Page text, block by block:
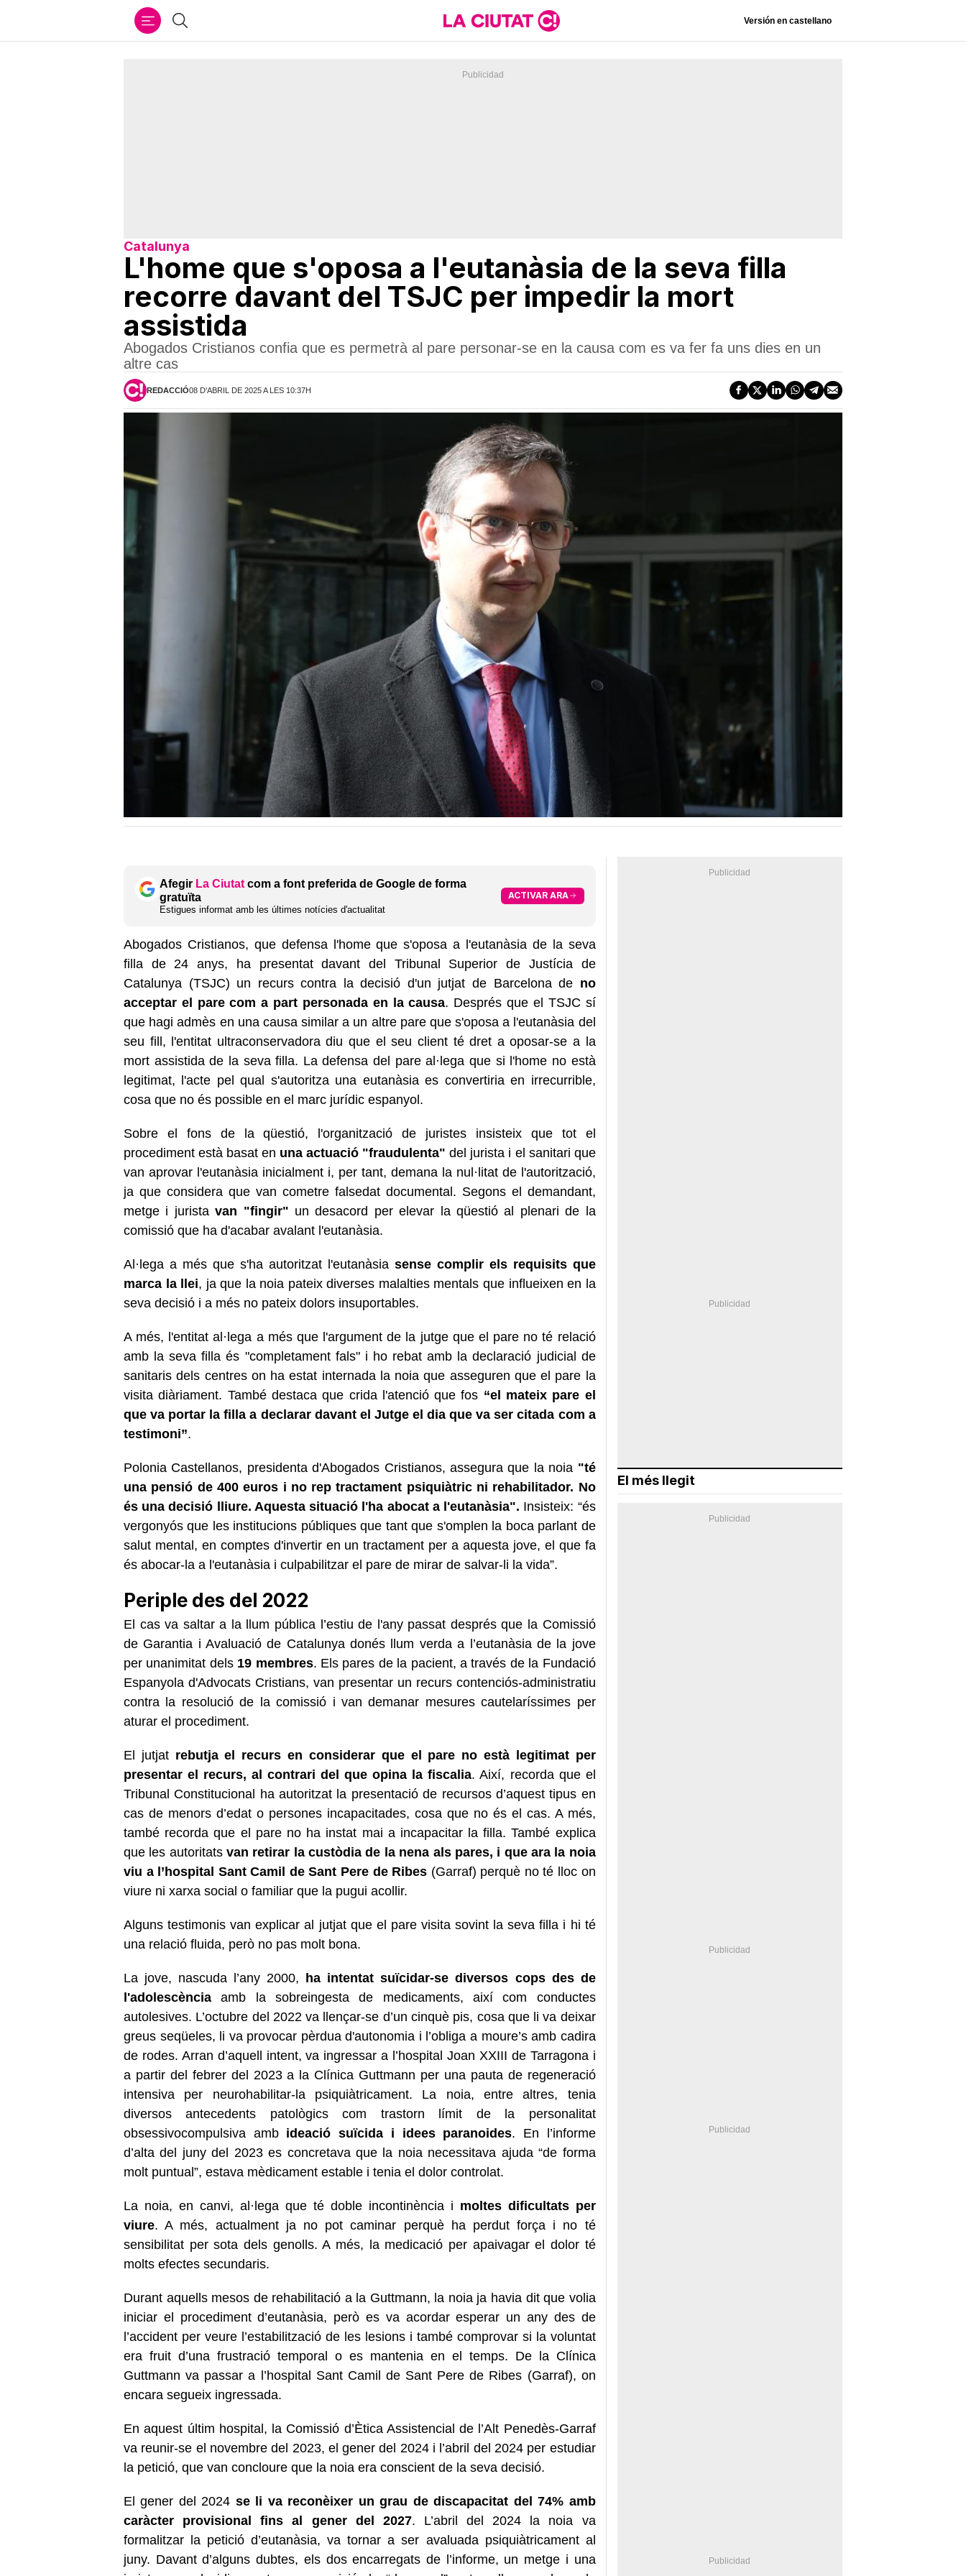
Cercar Versión en castellano
Catalunya
L'home que s'oposa a l'eutanàsia de la seva filla
recorre davant del TSJC per impedir la mort
assistida
Abogados Cristianos confia que es permetrà al pare personar-se en la causa com es va fer fa uns dies en un
altre cas
REDACCIÓ08 D'ABRIL DE 2025 A LES 10:37H
Afegir La Ciutat com a font preferida de Google de forma
gratuïta
Estigues informat amb les últimes notícies d'actualitat
ACTIVAR ARA
Abogados Cristianos, que defensa l'home que s'oposa a l'eutanàsia de la seva
filla de 24 anys, ha presentat davant del Tribunal Superior de Justícia de
Catalunya (TSJC) un recurs contra la decisió d'un jutjat de Barcelona de no
acceptar el pare com a part personada en la causa. Després que el TSJC sí
que hagi admès en una causa similar a un altre pare que s'oposa a l'eutanàsia del
seu fill, l'entitat ultraconservadora diu que el seu client té dret a oposar-se a la
mort assistida de la seva filla. La defensa del pare al·lega que si l'home no està
legitimat, l'acte pel qual s'autoritza una eutanàsia es convertiria en irrecurrible,
cosa que no és possible en el marc jurídic espanyol.
Sobre el fons de la qüestió, l'organització de juristes insisteix que tot el
procediment està basat en una actuació "fraudulenta" del jurista i el sanitari que
van aprovar l'eutanàsia inicialment i, per tant, demana la nul·litat de l'autorització,
ja que considera que van cometre falsedat documental. Segons el demandant,
metge i juristavan "fingir" un desacord per elevar la qüestió al plenari de la
comissió que ha d'acabar avalant l'eutanàsia.
Al·lega a més que s'ha autoritzat l'eutanàsia sense complir els requisits que
marca la llei, ja que la noia pateix diverses malalties mentals que influeixen en la
seva decisió i a més no pateix dolors insuportables.
A més, l'entitat al·lega a més que l'argument de la jutge que el pare no té relació
amb la seva filla és "completament fals" i ho rebat amb la declaració judicial de
sanitaris dels centres on ha estat internada la noia que asseguren que el pare la
visita diàriament. També destaca que crida l'atenció que fos “el mateix pare el
que va portar la filla a declarar davant el Jutge el dia que va ser citada com a
testimoni”.
Polonia Castellanos, presidenta d'Abogados Cristianos, assegura que la noia "té
una pensió de 400 euros i no rep tractament psiquiàtric ni rehabilitador. No
és una decisió lliure. Aquesta situació l'ha abocat a l'eutanàsia". Insisteix: “és
vergonyós que les institucions públiques que tant que s'omplen la boca parlant de
salut mental, en comptes d'invertir en un tractament per a aquesta jove, el que fa
és abocar-la a l'eutanàsia i culpabilitzar el pare de mirar de salvar-li la vida”.
Periple des del 2022
El cas va saltar a la llum pública l’estiu de l'any passat després que la Comissió
de Garantia i Avaluació de Catalunya donés llum verda a l’eutanàsia de la jove
per unanimitat dels 19 membres. Els pares de la pacient, a través de la Fundació
Espanyola d'Advocats Cristians, van presentar un recurs contenciós-administratiu
contra la resolució de la comissió i van demanar mesures cautelaríssimes per
aturar el procediment.
El jutjatrebutja el recurs en considerar que el pare no està legitimat per
presentar el recurs, al contrari del que opina la fiscalia. Així, recorda que el
Tribunal Constitucional ha autoritzat la presentació de recursos d’aquest tipus en
cas de menors d’edat o persones incapacitades, cosa que no és el cas. A més,
també recorda que el pare no ha instat mai a incapacitar la filla. També explica
que les autoritatsvan retirar la custòdia de la nena als pares, i que ara la noia
viu a l’hospital Sant Camil de Sant Pere de Ribes (Garraf) perquè no té lloc on
viure ni xarxa social o familiar que la pugui acollir.
Alguns testimonis van explicar al jutjat que el pare visita sovint la seva filla i hi té
una relació fluida, però no pas molt bona.
La jove, nascuda l’any 2000, ha intentat suïcidar-se diversos cops des de
l'adolescència amb la sobreingesta de medicaments, així com conductes
autolesives. L’octubre del 2022 va llençar-se d’un cinquè pis, cosa que li va deixar
greus seqüeles, li va provocar pèrdua d'autonomia i l’obliga a moure’s amb cadira
de rodes. Arran d’aquell intent, va ingressar a l’hospital Joan XXIII de Tarragona i
a partir del febrer del 2023 a la Clínica Guttmann per una pauta de regeneració
intensiva per neurohabilitar-la psiquiàtricament. La noia, entre altres, tenia
diversos antecedents patològics com trastorn límit de la personalitat
obsessivocompulsiva amb ideació suïcida i idees paranoides. En l’informe
d’alta del juny del 2023 es concretava que la noia necessitava ajuda “de forma
molt puntual”, estava mèdicament estable i tenia el dolor controlat.
La noia, en canvi, al·lega que té doble incontinència i moltes dificultats per
viure. A més, actualment ja no pot caminar perquè ha perdut força i no té
sensibilitat per sota dels genolls. A més, la medicació per apaivagar el dolor té
molts efectes secundaris.
Durant aquells mesos de rehabilitació a la Guttmann, la noia ja havia dit que volia
iniciar el procediment d’eutanàsia, però es va acordar esperar un any des de
l’accident per veure l’estabilització de les lesions i també comprovar si la voluntat
era fruit d’una frustració temporal o es mantenia en el temps. De la Clínica
Guttmann va passar a l’hospital Sant Camil de Sant Pere de Ribes (Garraf), on
encara segueix ingressada.
En aquest últim hospital, la Comissió d’Ètica Assistencial de l’Alt Penedès-Garraf
va reunir-se el novembre del 2023, el gener del 2024 i l’abril del 2024 per estudiar
la petició, que van concloure que la noia era conscient de la seva decisió.
El gener del 2024 se li va reconèixer un grau de discapacitat del 74% amb
caràcter provisional fins al gener del 2027. L’abril del 2024 la noia va
formalitzar la petició d’eutanàsia, va tornar a ser avaluada psiquiàtricament al
juny. Davant d’alguns dubtes, els dos encarregats de l’informe, un metge i una
El més llegit